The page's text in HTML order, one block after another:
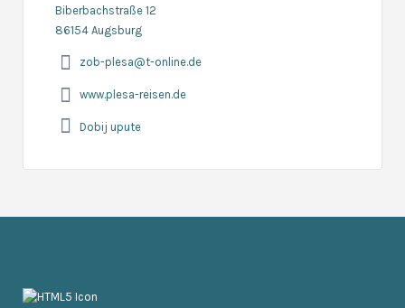
Biberbachstraße 12
86154 Augsburg
zob-plesa@t-online.de
www.plesa-reisen.de
Dobij upute